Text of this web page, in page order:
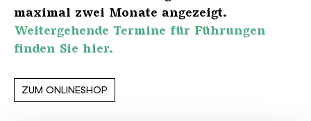
maximal zwei Monate angezeigt.
Weitergehende Termine für Führungen
finden Sie hier.
ZUM ONLINESHOP